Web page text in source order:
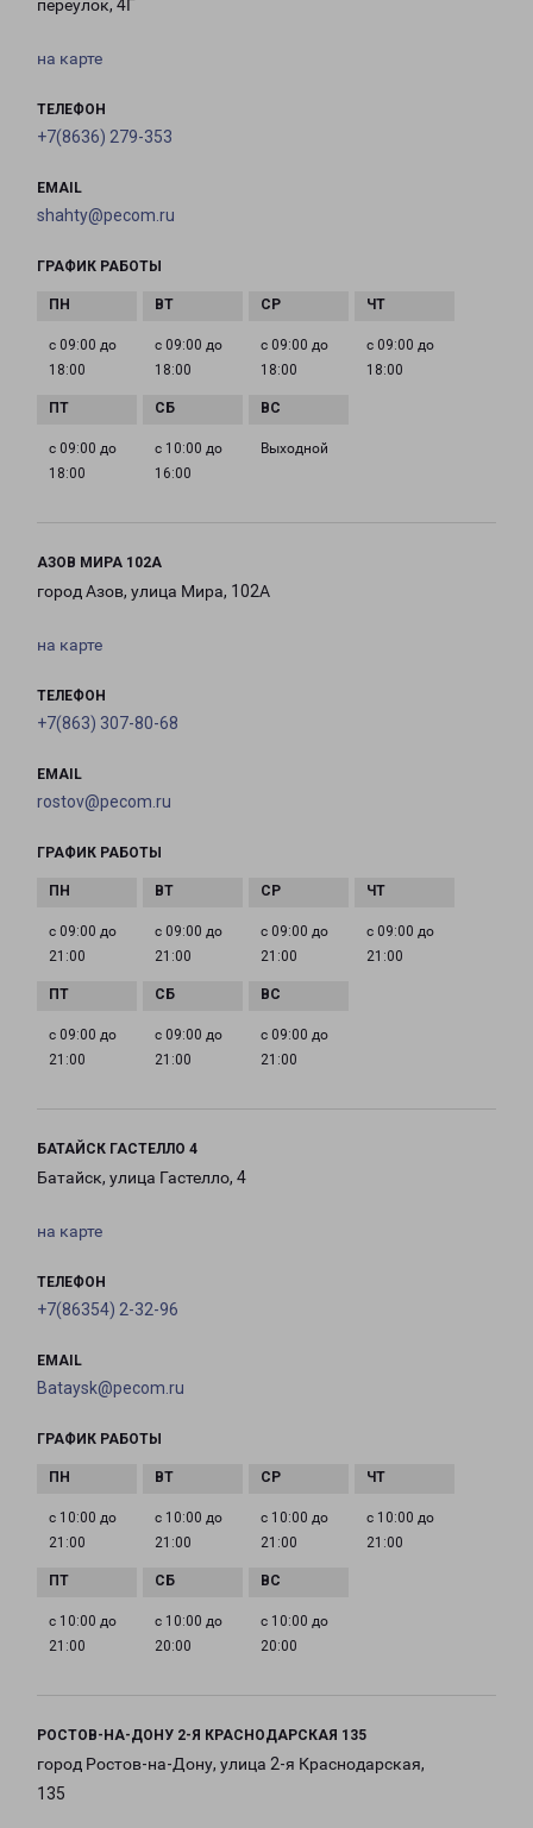
переулок, 4Г
на карте
ТЕЛЕФОН
+7(8636) 279-353
EMAIL
shahty@pecom.ru
ГРАФИК РАБОТЫ
с 09:00 до
18:00
с 09:00 до
18:00
с 09:00 до
18:00
с 09:00 до
18:00
с 09:00 до
18:00
с 10:00 до
16:00
Выходной
АЗОВ МИРА 102А
город Азов, улица Мира, 102А
на карте
ТЕЛЕФОН
+7(863) 307-80-68
EMAIL
rostov@pecom.ru
ГРАФИК РАБОТЫ
с 09:00 до
21:00
с 09:00 до
21:00
с 09:00 до
21:00
с 09:00 до
21:00
с 09:00 до
21:00
с 09:00 до
21:00
с 09:00 до
21:00
БАТАЙСК ГАСТЕЛЛО 4
Батайск, улица Гастелло, 4
на карте
ТЕЛЕФОН
+7(86354) 2-32-96
EMAIL
Bataysk@pecom.ru
ГРАФИК РАБОТЫ
с 10:00 до
21:00
с 10:00 до
21:00
с 10:00 до
21:00
с 10:00 до
21:00
с 10:00 до
21:00
с 10:00 до
20:00
с 10:00 до
20:00
РОСТОВ-НА-ДОНУ 2-Я КРАСНОДАРСКАЯ 135
город Ростов-на-Дону, улица 2-я Краснодарская,
135